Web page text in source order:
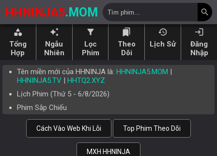
HHNINJA5.MOM search
category
Tổng
Hợp
auto_awesome
Ngẫu
Nhiên
filter_alt
Lọc
Phim
bookmarks
Theo
Dõi
history
Lịch Sử
login
Đăng
Nhập
Tên miền mới của HHNINJA là: HHNINJA5.MOM |
HHNINJA5.TV | HHTQ2.XYZ
Lịch Phim (Thứ 5 - 6/8/2026)
Phim Sắp Chiếu
Cách Vào Web Khi Lỗi Top Phim Theo Dõi
MXH HHNINJA